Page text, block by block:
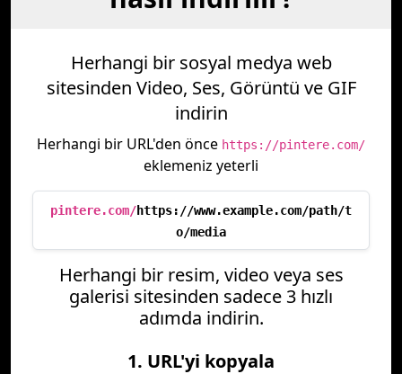
Herhangi bir sosyal medya web
sitesinden Video, Ses, Görüntü ve GIF
indirin
Herhangi bir URL'den önce https://pintere.com/
eklemeniz yeterli
pintere.com/https://www.example.com/path/t
o/media
Herhangi bir resim, video veya ses
galerisi sitesinden sadece 3 hızlı
adımda indirin.
1. URL'yi kopyala